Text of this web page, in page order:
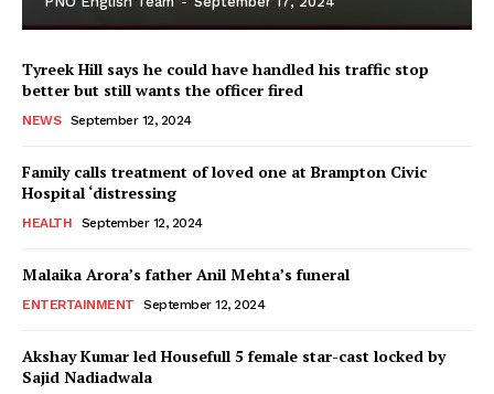
Tyreek Hill says he could have handled his traffic stop
better but still wants the officer fired
NEWS September 12, 2024
Family calls treatment of loved one at Brampton Civic
Hospital ‘distressing
HEALTH September 12, 2024
Malaika Arora’s father Anil Mehta’s funeral
ENTERTAINMENT September 12, 2024
Akshay Kumar led Housefull 5 female star-cast locked by
Sajid Nadiadwala